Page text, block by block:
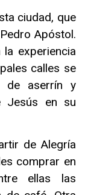
ciudad, que
Apóstol.
experiencia
calles se
de aserrín y
Jesús en su
de Alegría
comprar en
ellas las